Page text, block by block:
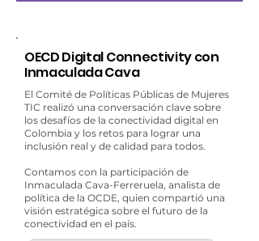
OECD Digital Connectivity con
Inmaculada Cava
El Comité de Políticas Públicas de Mujeres
TIC realizó una conversación clave sobre
los desafíos de la conectividad digital en
Colombia y los retos para lograr una
inclusión real y de calidad para todos.
Contamos con la participación de
Inmaculada Cava-Ferreruela, analista de
política de la OCDE, quien compartió una
visión estratégica sobre el futuro de la
conectividad en el país.